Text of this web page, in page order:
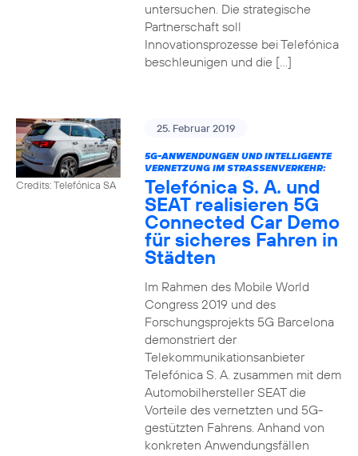
untersuchen. Die strategische
Partnerschaft soll
Innovationsprozesse bei Telefónica
beschleunigen und die […]
Credits: Telefónica SA
25. Februar 2019
5G-ANWENDUNGEN UND INTELLIGENTE
VERNETZUNG IM STRASSENVERKEHR:
Telefónica S. A. und
SEAT realisieren 5G
Connected Car Demo
für sicheres Fahren in
Städten
Im Rahmen des Mobile World
Congress 2019 und des
Forschungsprojekts 5G Barcelona
demonstriert der
Telekommunikationsanbieter
Telefónica S. A. zusammen mit dem
Automobilhersteller SEAT die
Vorteile des vernetzten und 5G-
gestützten Fahrens. Anhand von
konkreten Anwendungsfällen